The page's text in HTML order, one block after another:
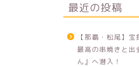
最近の投稿
【那覇・松尾】
最高の串焼きと出
ん』へ潜入！